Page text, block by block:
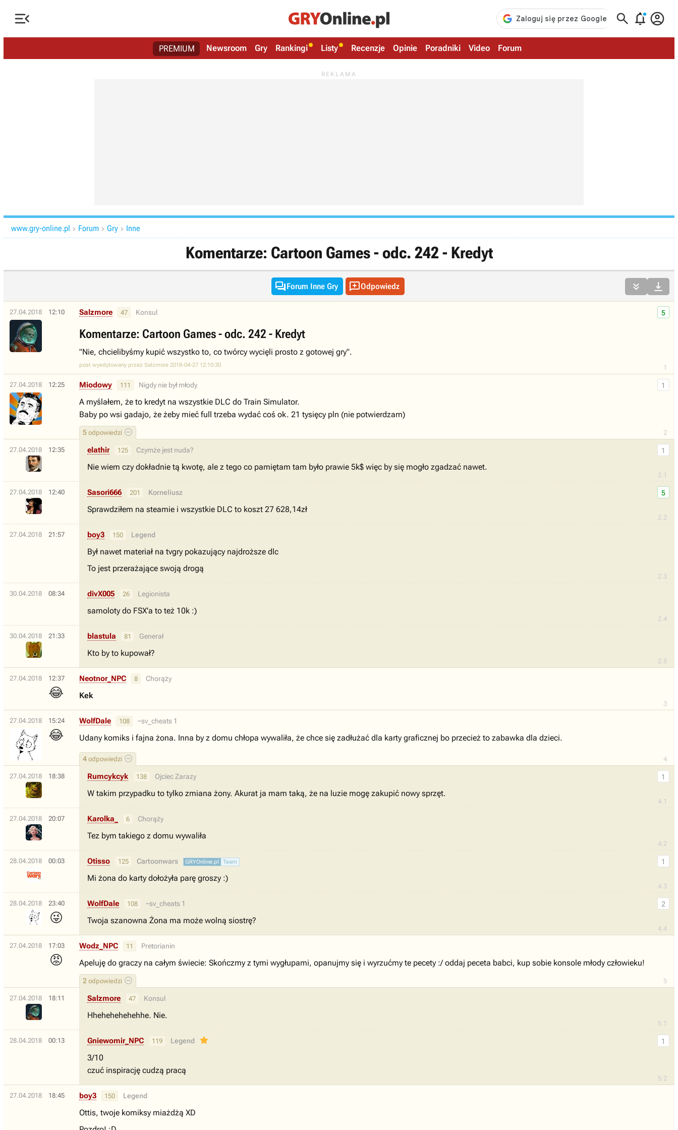
   
PREMIUM Newsroom Gry Rankingi Listy Recenzje Opinie Poradniki Video Forum
www.gry-online.pl  Forum  Gry  Inne
Komentarze: Cartoon Games - odc. 242 - Kredyt
Forum Inne Gry Odpowiedz  
27.04.2018 12:10
1
5
Salzmore 47 Konsul
Komentarze: Cartoon Games - odc. 242 - Kredyt
"Nie, chcielibyśmy kupić wszystko to, co twórcy wycięli prosto z gotowej gry".
post wyedytowany przez Salzmore 2018-04-27 12:10:30
27.04.2018 12:25
2
1
5 odpowiedzi
Miodowy 111 Nigdy nie był młody
A myślałem, że to kredyt na wszystkie DLC do Train Simulator.
Baby po wsi gadajo, że żeby mieć full trzeba wydać coś ok. 21 tysięcy pln (nie potwierdzam)
27.04.2018 12:35
2.1
1
elathir 125 Czymże jest nuda?
Nie wiem czy dokładnie tą kwotę, ale z tego co pamiętam tam było prawie 5k$ więc by się mogło zgadzać nawet.
27.04.2018 12:40
2.2
5
Sasori666 201 Korneliusz
Sprawdziłem na steamie i wszystkie DLC to koszt 27 628,14zł
27.04.2018 21:57
2.3
boy3 150 Legend
Był nawet materiał na tvgry pokazujący najdroższe dlc
To jest przerażające swoją drogą
30.04.2018 08:34
2.4
divX005 26 Legionista
samoloty do FSX'a to też 10k :)
30.04.2018 21:33
2.5
blastula 81 Generał
Kto by to kupował?
27.04.2018 12:37
😂
3
Neotnor_NPC 8 Chorąży
Kek
27.04.2018 15:24
😂
4
4 odpowiedzi
WolfDale 108 ~sv_cheats 1
Udany komiks i fajna żona. Inna by z domu chłopa wywaliła, że chce się zadłużać dla karty graficznej bo przecież to zabawka dla dzieci.
27.04.2018 18:38
4.1
1
Rumcykcyk 138 Ojciec Zarazy
W takim przypadku to tylko zmiana żony. Akurat ja mam taką, że na luzie mogę zakupić nowy sprzęt.
27.04.2018 20:07
4.2
Karolka_ 6 Chorąży
Tez bym takiego z domu wywaliła
28.04.2018 00:03
4.3
1
Otisso 125 Cartoonwars GRYOnline.pl Team
Mi żona do karty dołożyła parę groszy :)
28.04.2018 23:40
😜
4.4
2
WolfDale 108 ~sv_cheats 1
Twoja szanowna Żona ma może wolną siostrę?
27.04.2018 17:03
😡
5
2 odpowiedzi
Wodz_NPC 11 Pretorianin
Apeluję do graczy na całym świecie: Skończmy z tymi wygłupami, opanujmy się i wyrzućmy te pecety :/ oddaj peceta babci, kup sobie konsole młody człowieku!
27.04.2018 18:11
5.1
Salzmore 47 Konsul
Hhehehehehehhe. Nie.
28.04.2018 00:13
5.2
1
Gniewomir_NPC 119 Legend
3/10
czuć inspirację cudzą pracą
27.04.2018 18:45 boy3 150 Legend
Ottis, twoje komiksy miażdżą XD